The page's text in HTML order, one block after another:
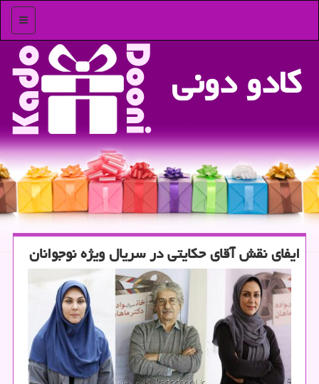
منو
كادو دونی
ایفای نقش آقای حكایتی در سریال ویژه نوجوانان